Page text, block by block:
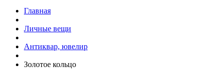
Главная
Личные вещи
Антиквар, ювелир
Золотое кольцо